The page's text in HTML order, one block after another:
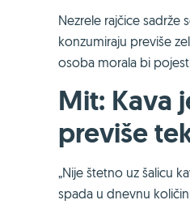
Nezrele rajčice sadrže
konzumiraju previše
osoba morala bi
Mit: Kava
previše
„Nije štetno uz šalicu
spada u dnevnu